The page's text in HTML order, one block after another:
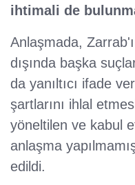
ihtimali de
Anlaşmada,
dışında başka
da yanıltıcı ifade
şartlarını ihlal
yöneltilen ve kabul
anlaşma
edildi.